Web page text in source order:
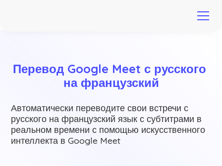
Перевод Google Meet с русского
на французский
Автоматически переводите свои встречи с
русского на французский язык с субтитрами в
реальном времени с помощью искусственного
интеллекта в Google Meet